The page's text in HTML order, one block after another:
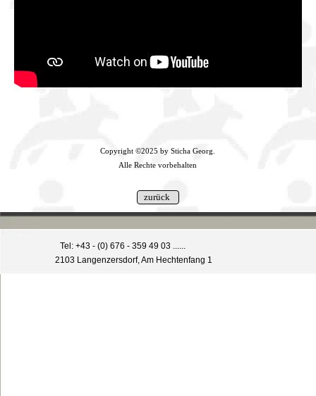
Copyright ©2025 by Sticha Georg.
Alle Rechte vorbehalten
Tel: +43 - (0) 676 - 359 49 03 ......
2103 Langenzersdorf, Am Hechtenfang 1